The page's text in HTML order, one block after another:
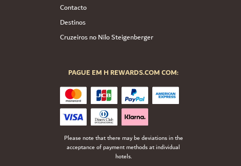
Contacto
Destinos
Cruzeiros no Nilo Steigenberger
PAGUE EM H REWARDS.COM COM:
Please note that there may be deviations in the
acceptance of payment methods at individual
hotels.